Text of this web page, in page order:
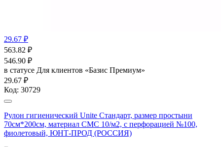
29.67 ₽
563.82 ₽
546.90 ₽
в статусе Для клиентов «Базис Премиум»
29.67 ₽
Код: 30729
Рулон гигиенический Unite Стандарт, размер простыни
70см*200см, материал СМС 10/м2, с перфорацией №100,
фиолетовый, ЮНТ-ПРОД (РОССИЯ)